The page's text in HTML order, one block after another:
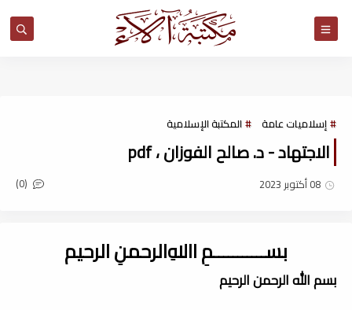
إسلاميات عامة المكتبة الإسلامية
الاجتهاد - د. صالح الفوزان ، pdf
08 أكتوبر 2023 (0)
بســـــــــــمِ اﷲِالرحمنِ الرحيم
بسم الله الرحمن الرحيم